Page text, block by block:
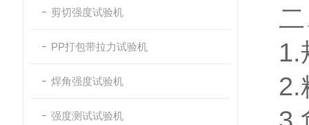
剪切强度试验机
PP打包带拉力试验机
焊角强度试验机
强度测试试验机
1.
2.